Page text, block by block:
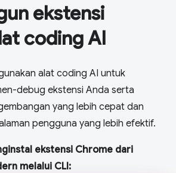
ekstensi
coding AI
alat coding AI untuk
debug ekstensi Anda serta
yang lebih cepat dan
pengguna yang lebih efektif.
ekstensi Chrome dari
melalui CLI: